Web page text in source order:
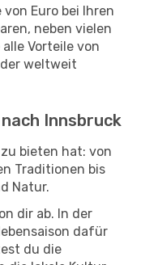
Euro bei Ihren
neben vielen
Vorteile von
weltweit
Innsbruck
bieten hat: von
Traditionen bis
Natur.
dir ab. In der
dafür
du die